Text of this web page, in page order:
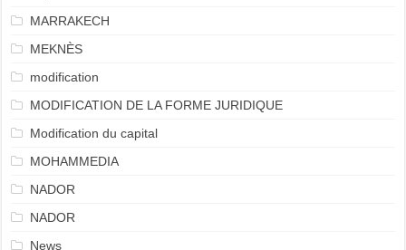
MARRAKECH
MEKNÈS
modification
MODIFICATION DE LA FORME JURIDIQUE
Modification du capital
MOHAMMEDIA
NADOR
NADOR
News